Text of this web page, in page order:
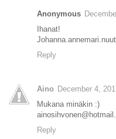
Anonymous
Ihanat!
Reply
Aino December 4,
Mukana minäkin :)
Reply